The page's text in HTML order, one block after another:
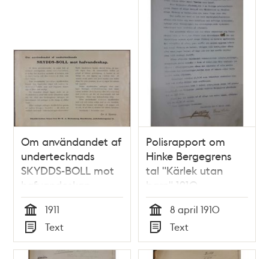
Om användandet af
undertecknads
SKYDDS-BOLL mot
hafvandeskap
Tid
1911
Typ
Text
Polisrapport om
Hinke Bergegrens
tal "Kärlek utan
barn" 1910
Tid
8 april 1910
Typ
Text